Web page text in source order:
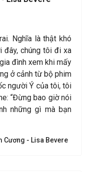
Nghĩa là thật khó
chúng tôi đi xa
đình xem khi mấy
ở cảnh từ bộ phim
người Ý của tôi, tôi
“Đừng bao giờ nói
những gì mà bạn
Cương - Lisa Bevere